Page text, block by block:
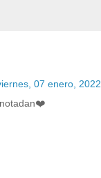
07 enero, 2022